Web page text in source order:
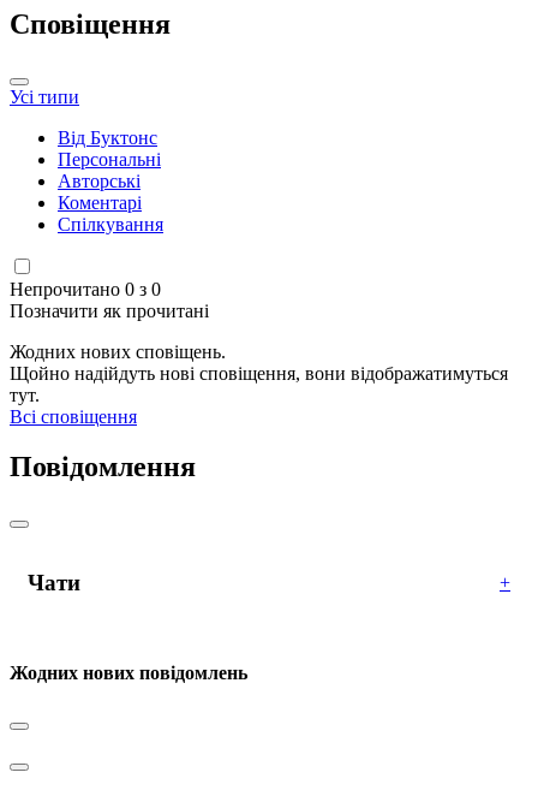
Сповіщення
Усі типи
Від Буктонс
Персональні
Авторські
Коментарі
Спілкування
Непрочитано 0 з 0
Позначити як прочитані
Жодних нових сповіщень.
Щойно надійдуть нові сповіщення, вони відображатимуться
тут.
Всі сповіщення
Повідомлення
Чати +
Жодних нових повідомлень